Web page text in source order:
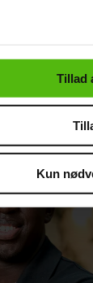
cookiepolitik.
Tillad
Kun
stor